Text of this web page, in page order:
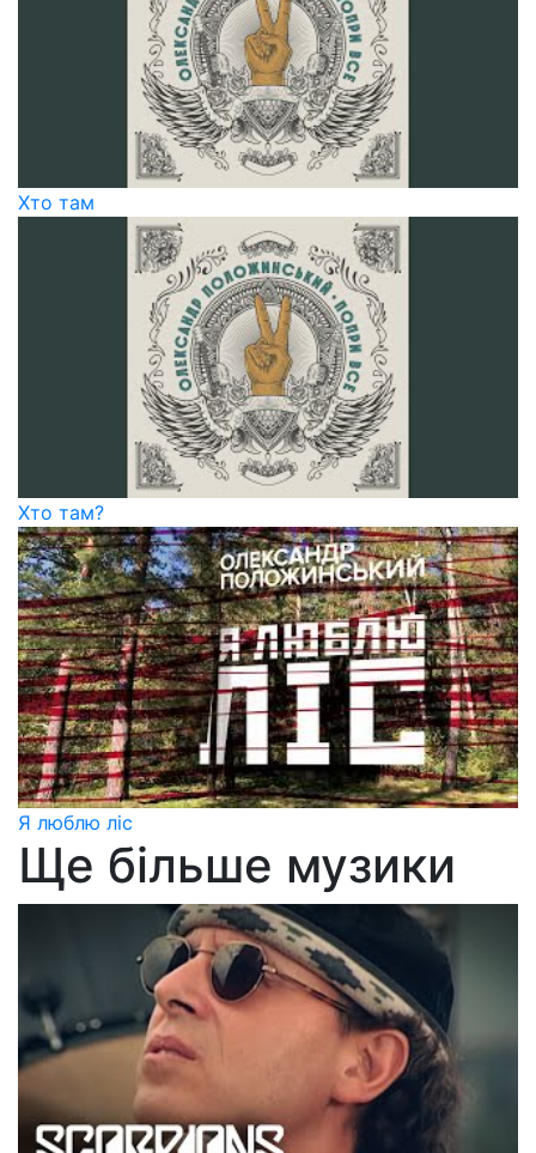
Хто там
Хто там?
Я люблю ліс
Ще більше музики